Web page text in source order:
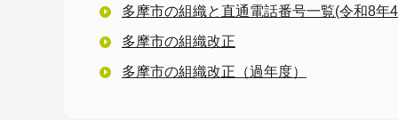
多摩市の組織と直通電話番号一覧(令和8年
多摩市の組織改正
多摩市の組織改正（過年度）